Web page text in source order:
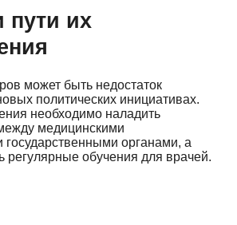
пути их
может быть недостаток
политических инициативах.
необходимо наладить
медицинскими
органами, а
регулярные обучения для врачей.